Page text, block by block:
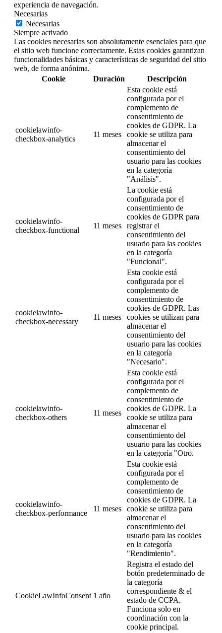
experiencia de navegación.
Necesarias
Necesarias
Siempre activado
Las cookies necesarias son absolutamente esenciales para que
el sitio web funcione correctamente. Estas cookies garantizan
funcionalidades básicas y características de seguridad del sitio
web, de forma anónima.
Cookie
Duración Descripción
cookielawinfo-
checkbox-analytics
11 meses
Esta cookie está
configurada por el
complemento de
consentimiento de
cookies de GDPR. La
cookie se utiliza para
almacenar el
consentimiento del
usuario para las cookies
en la categoría
"Análisis".
cookielawinfo-
checkbox-functional
11 meses
La cookie está
configurada por el
consentimiento de
cookies de GDPR para
registrar el
consentimiento del
usuario para las cookies
en la categoría
"Funcional".
cookielawinfo-
checkbox-necessary
11 meses
Esta cookie está
configurada por el
complemento de
consentimiento de
cookies de GDPR. Las
cookies se utilizan para
almacenar el
consentimiento del
usuario para las cookies
en la categoría
"Necesario".
cookielawinfo-
checkbox-others
11 meses
Esta cookie está
configurada por el
complemento de
consentimiento de
cookies de GDPR. La
cookie se utiliza para
almacenar el
consentimiento del
usuario para las cookies
en la categoría "Otro.
cookielawinfo-
checkbox-performance
11 meses
Esta cookie está
configurada por el
complemento de
consentimiento de
cookies de GDPR. La
cookie se utiliza para
almacenar el
consentimiento del
usuario para las cookies
en la categoría
"Rendimiento".
CookieLawInfoConsent 1 año
Registra el estado del
botón predeterminado de
la categoría
correspondiente & el
estado de CCPA.
Funciona solo en
coordinación con la
cookie principal.